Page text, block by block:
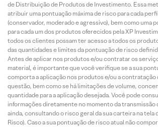
de Distribuição de Produtos de Investimento. Essa
atribuir uma pontuação máxima de risco para cada
(conservador, moderado e agressivo), bem como uma
para cada um dos produtos oferecidos pela XP
todos os clientes possam ter acesso a todos os
das quantidades e limites da pontuação de risco
Antes de aplicar nos produtos e/ou contratar os
material, é importante que você verifique se a sua
comporta a aplicação nos produtos e/ou a contratação
questão, bem como se há limitações de volume,
quantidade para a aplicação desejada. Você pode
informações diretamente no momento da transmissão
ainda, consultando o risco geral da sua carteira na tela
Risco). Caso a sua pontuação de risco atual não